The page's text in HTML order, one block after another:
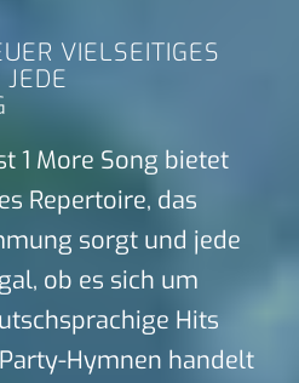
VIELSEITIGES
JEDE
1 More Song bietet
Repertoire, das
sorgt und jede
ob es sich um
Hits
Hymnen handelt